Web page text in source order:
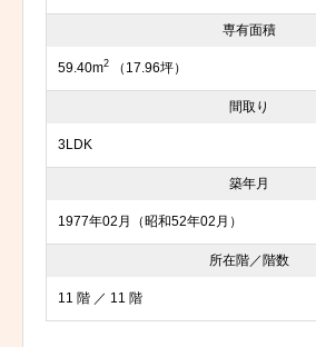
専有面積
59.40m2 （17.96坪）
間取り
3LDK
築年月
1977年02月（昭和52年02月）
所在階／階数
11 階 ／ 11 階